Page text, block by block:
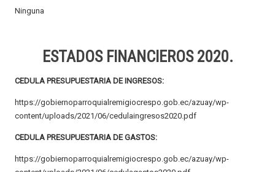
Ninguna
ESTADOS FINANCIEROS 2020.
CEDULA PRESUPUESTARIA DE INGRESOS:
https://gobiernoparroquialremigiocrespo.gob.ec/azuay/wp-
content/uploads/2021/06/cedulaingresos2020.pdf
CEDULA PRESUPUESTARIA DE GASTOS:
https://gobiernoparroquialremigiocrespo.gob.ec/azuay/wp-